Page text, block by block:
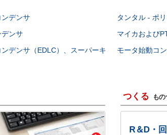
デンサ タンタル - ポ
デンサ マイカおよび
デンサ（EDLC）、スーパーキ
モータ始動コ
つくる も
R＆D・